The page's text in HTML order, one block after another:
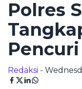
Polres
Redaksi -